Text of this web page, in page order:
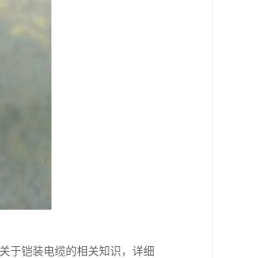
于铠装电缆的相关知识，详细